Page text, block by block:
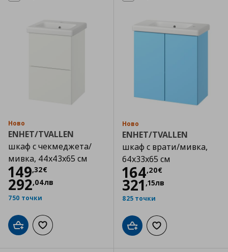
Ново
ENHET/TVALLEN
шкаф с чекмеджета/
мивка, 44x43x65 см
149,32€
Цена
292,04лв
750 точки
Добави в кошницата
Добави към списъка с любими
Ново
ENHET/TVALLEN
шкаф с врати/мивка,
64x33x65 см
164,20€
Цена
321 ,15лв
825 точки
Добави в кошницата
Добави към